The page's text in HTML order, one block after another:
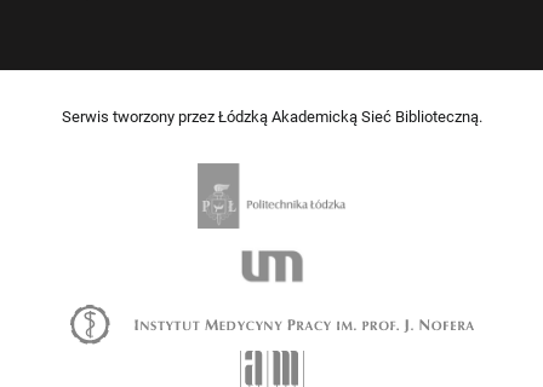
Serwis tworzony przez Łódzką Akademicką Sieć Biblioteczną.